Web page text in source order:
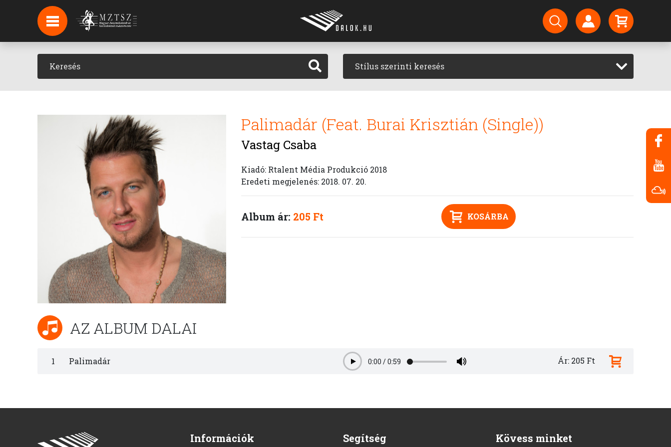
HÍREK
HÍRLEVÉL FELIRATKOZÁS
PODCAST Stílus szerinti keresés
Palimadár (Feat. Burai Krisztián (Single))
Vastag Csaba
Kiadó: Rtalent Média Produkció 2018
Eredeti megjelenés: 2018. 07. 20.
Album ár: 205 Ft KOSÁRBA
AZ ALBUM DALAI
1 Palimadár Play0:00 /0:59 Ár: 205 Ft
Információk Segítség Kövess minket